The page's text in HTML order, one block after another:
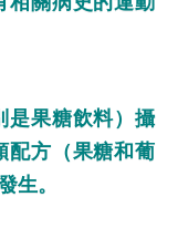
是果糖飲料）攝
配方（果糖和葡
生。